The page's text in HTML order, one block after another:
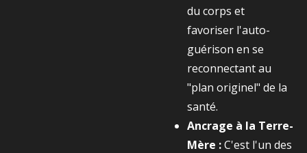
du corps et
favoriser l'auto-
guérison en se
reconnectant au
"plan originel" de la
santé.
Ancrage à la Terre-
Mère :C'est l'un des